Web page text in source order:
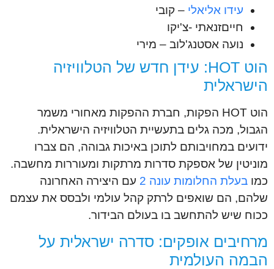
עידו אליאלי – קובי
חייםזנאתי -צ'יקו
נועה אסטנג'לוב – מירי
הוט HOT: עידן חדש של הטלוויזיה
הישראלית
הוט HOT הפקות, חברת ההפקות מאחורי משמר
הגבול, מכה גלים בתעשיית הטלוויזיה הישראלית.
ידועים במחויבותם לתוכן באיכות גבוהה, הם צברו
מוניטין של אספקת סדרות מרתקות ומעוררות מחשבה.
כמו בעלת החלומות עונה 2
עם היצירה האחרונה
שלהם, הם שואפים לרתק קהל עולמי ולבסס את עצמם
ככוח שיש להתחשב בו בעולם הבידור.
מרחיבים אופקים: סדרה ישראלית על
הבמה העולמית